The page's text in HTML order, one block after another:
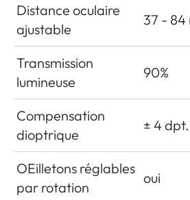
Distance oculaire
ajustable
37 - 84
Transmission
lumineuse
90%
Compensation
dioptrique
± 4 dpt.
OEilletons réglables
par rotation
oui